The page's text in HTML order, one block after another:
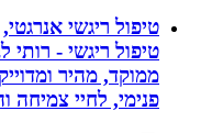
טיפול ריגשי אנרגטי,
טיפול ריגשי - רותי לב
ממוקד, מהיר ומדוייק
פנימי, לחיי צמיחה